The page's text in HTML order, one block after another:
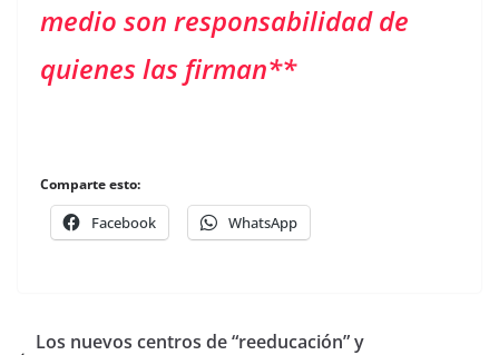
medio son responsabilidad de
quienes las firman**
Comparte esto:
Facebook WhatsApp
Los nuevos centros de “reeducación” y